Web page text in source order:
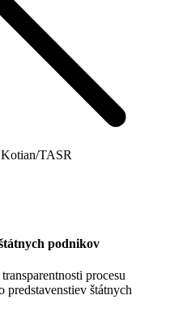
TASR
podnikov
procesu
predstavenstiev štátnych